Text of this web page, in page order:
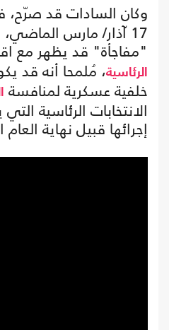
وكان السادات قد
17 آذار/ مارس
"مفاجأة" قد يظهر مع
الرئاسية، مُلمحا أنه قد
خلفية عسكرية لمنافسة
الانتخابات الرئاسية
إجرائها قبيل نهاية العام